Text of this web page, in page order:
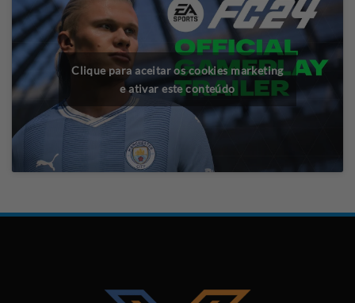
Clique para aceitar os cookies marketing
e ativar este conteúdo